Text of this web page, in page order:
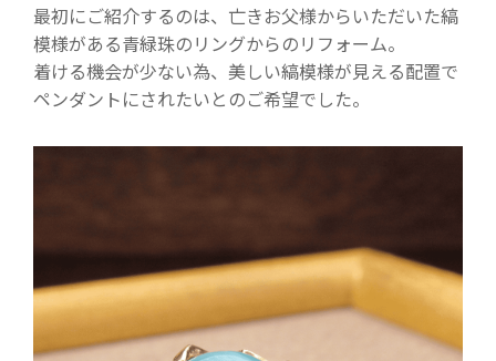
最初にご紹介するのは、亡きお父様からいただいた縞
模様がある青緑珠のリングからのリフォーム。
着ける機会が少ない為、美しい縞模様が見える配置で
ペンダントにされたいとのご希望でした。